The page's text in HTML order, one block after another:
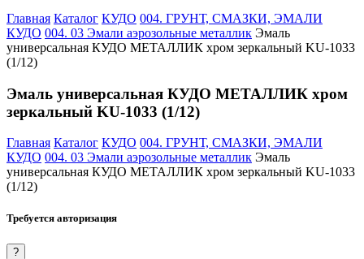
Главная Каталог КУДО 004. ГРУНТ, СМАЗКИ, ЭМАЛИ
КУДО 004. 03 Эмали аэрозольные металлик Эмаль
универсальная КУДО МЕТАЛЛИК хром зеркальный KU-1033
(1/12)
Эмаль универсальная КУДО МЕТАЛЛИК хром
зеркальный KU-1033 (1/12)
Главная Каталог КУДО 004. ГРУНТ, СМАЗКИ, ЭМАЛИ
КУДО 004. 03 Эмали аэрозольные металлик Эмаль
универсальная КУДО МЕТАЛЛИК хром зеркальный KU-1033
(1/12)
Требуется авторизация
?